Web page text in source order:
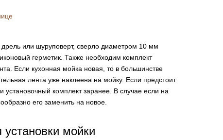
дрель или шуруповерт, сверло диаметром 10 мм
герметик. Также необходим комплект
Если кухонная мойка новая, то в большинстве
лента уже наклеена на мойку. Если предстоит
установочный комплект заранее. В случае если на
его заменить на новое.
мойки